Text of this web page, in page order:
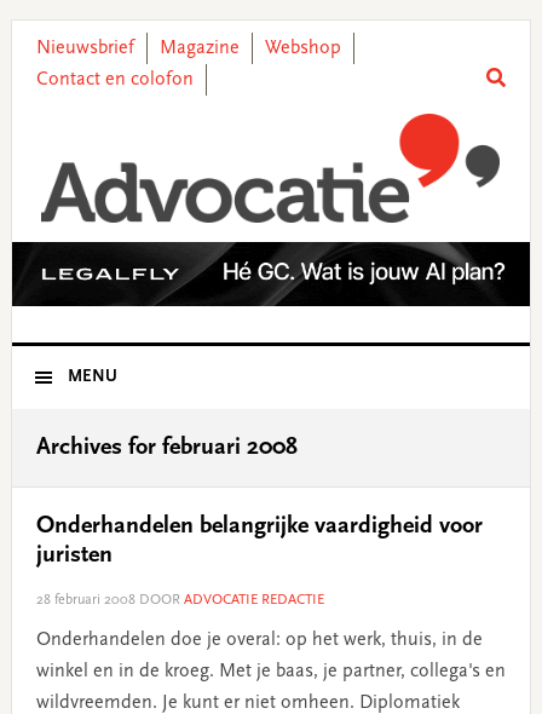
primary
main
primary
footer
Nieuwsbrief Magazine
Webshop
Contact en colofon
MENU
Archives for februari 2008
Onderhandelen belangrijke vaardigheid voor
juristen
28 februari 2008DOOR ADVOCATIE REDACTIE
Onderhandelen doe je overal: op het werk, thuis, in de
winkel en in de kroeg. Met je baas, je partner, collega's en
wildvreemden. Je kunt er niet omheen. Diplomatiek